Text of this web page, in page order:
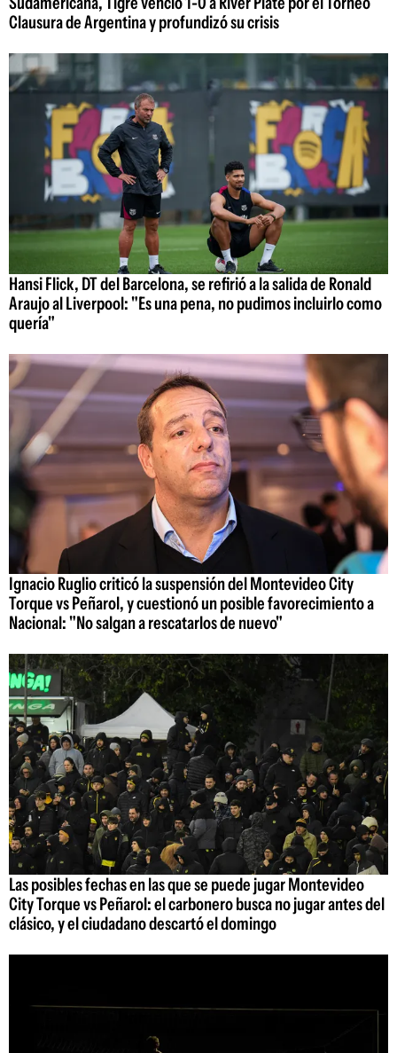
Clausura de Argentina y profundizó su crisis
Hansi Flick, DT del Barcelona, se refirió a la salida de Ronald
Araujo al Liverpool: "Es una pena, no pudimos incluirlo como
quería"
Ignacio Ruglio criticó la suspensión del Montevideo City
Torque vs Peñarol, y cuestionó un posible favorecimiento a
Nacional: "No salgan a rescatarlos de nuevo"
Las posibles fechas en las que se puede jugar Montevideo
City Torque vs Peñarol: el carbonero busca no jugar antes del
clásico, y el ciudadano descartó el domingo